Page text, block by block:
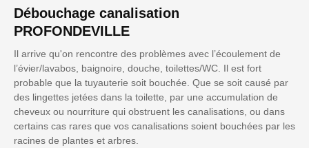
Débouchage canalisation
PROFONDEVILLE
Il arrive qu'on rencontre des problèmes avec l’écoulement de
l’évier/lavabos, baignoire, douche, toilettes/WC. Il est fort
probable que la tuyauterie soit bouchée. Que se soit causé par
des lingettes jetées dans la toilette, par une accumulation de
cheveux ou nourriture qui obstruent les canalisations, ou dans
certains cas rares que vos canalisations soient bouchées par les
racines de plantes et arbres.